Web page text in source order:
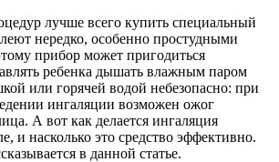
лучше всего купить специальный
нередко, особенно простудными
прибор может пригодиться
ребенка дышать влажным паром
или горячей водой небезопасно: при
ингаляции возможен ожог
А вот как делается ингаляция
и насколько это средство эффективно.
в данной статье.